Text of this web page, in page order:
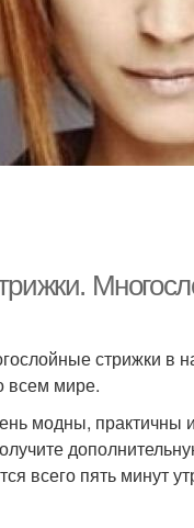
стрижки в
всем мире.
модны,
всего пять минут